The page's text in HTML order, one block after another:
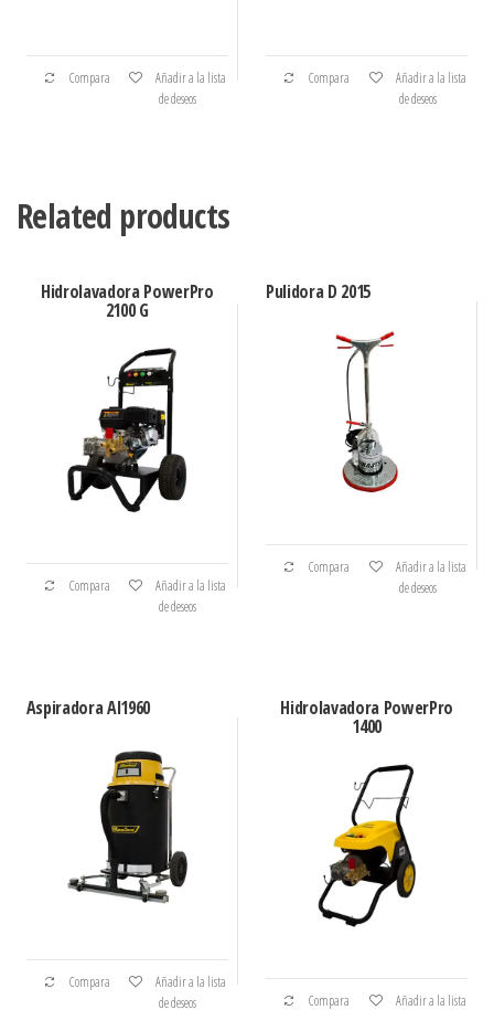
Compara
Añadir a la lista
de deseos
Compara
Añadir a la lista
de deseos
Related products
Hidrolavadora PowerPro
2100 G
Compara
Añadir a la lista
de deseos
Pulidora D 2015
Compara
Añadir a la lista
de deseos
Aspiradora Al1960
Compara
Añadir a la lista
de deseos
Hidrolavadora PowerPro
1400
Compara Añadir a la lista